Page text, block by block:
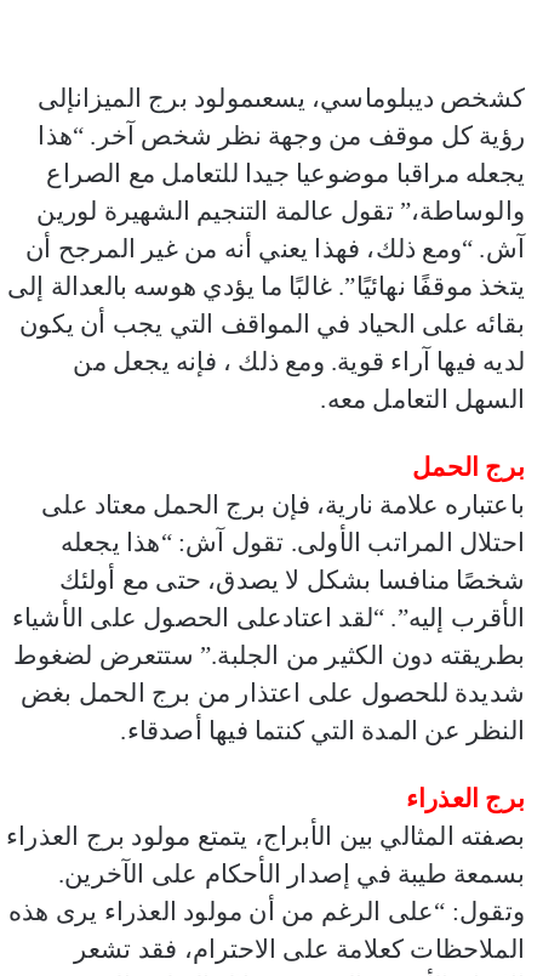
كشخص ديبلوماسي، يسعىمولود برج الميزانإلى
رؤية كل موقف من وجهة نظر شخص آخر. “هذا
يجعله مراقبا موضوعيا جيدا للتعامل مع الصراع
والوساطة،” تقول عالمة التنجيم الشهيرة لورين
آش. “ومع ذلك، فهذا يعني أنه من غير المرجح أن
يتخذ موقفًا نهائيًا”. غالبًا ما يؤدي هوسه بالعدالة إلى
بقائه على الحياد في المواقف التي يجب أن يكون
لديه فيها آراء قوية. ومع ذلك ، فإنه يجعل من
السهل التعامل معه.
برج الحمل
باعتباره علامة نارية، فإن برج الحمل معتاد على
احتلال المراتب الأولى. تقول آش: “هذا يجعله
شخصًا منافسا بشكل لا يصدق، حتى مع أولئك
الأقرب إليه”. “لقد اعتادعلى الحصول على الأشياء
بطريقته دون الكثير من الجلبة.” ستتعرض لضغوط
شديدة للحصول على اعتذار من برج الحمل بغض
النظر عن المدة التي كنتما فيها أصدقاء.
برج العذراء
بصفته المثالي بين الأبراج، يتمتع مولود برج العذراء
بسمعة طيبة في إصدار الأحكام على الآخرين.
وتقول: “على الرغم من أن مولود العذراء يرى هذه
الملاحظات كعلامة على الاحترام، فقد تشعر